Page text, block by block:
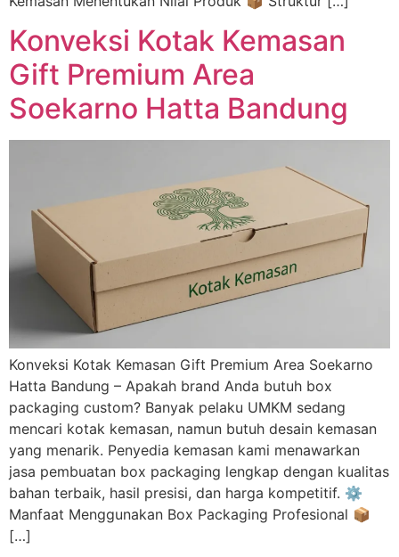
Konveksi Kotak Kemasan
Gift Premium Area
Soekarno Hatta Bandung
Konveksi Kotak Kemasan Gift Premium Area Soekarno
Hatta Bandung – Apakah brand Anda butuh box
packaging custom? Banyak pelaku UMKM sedang
mencari kotak kemasan, namun butuh desain kemasan
yang menarik. Penyedia kemasan kami menawarkan
jasa pembuatan box packaging lengkap dengan kualitas
bahan terbaik, hasil presisi, dan harga kompetitif. ⚙️
Manfaat Menggunakan Box Packaging Profesional 📦
[…]